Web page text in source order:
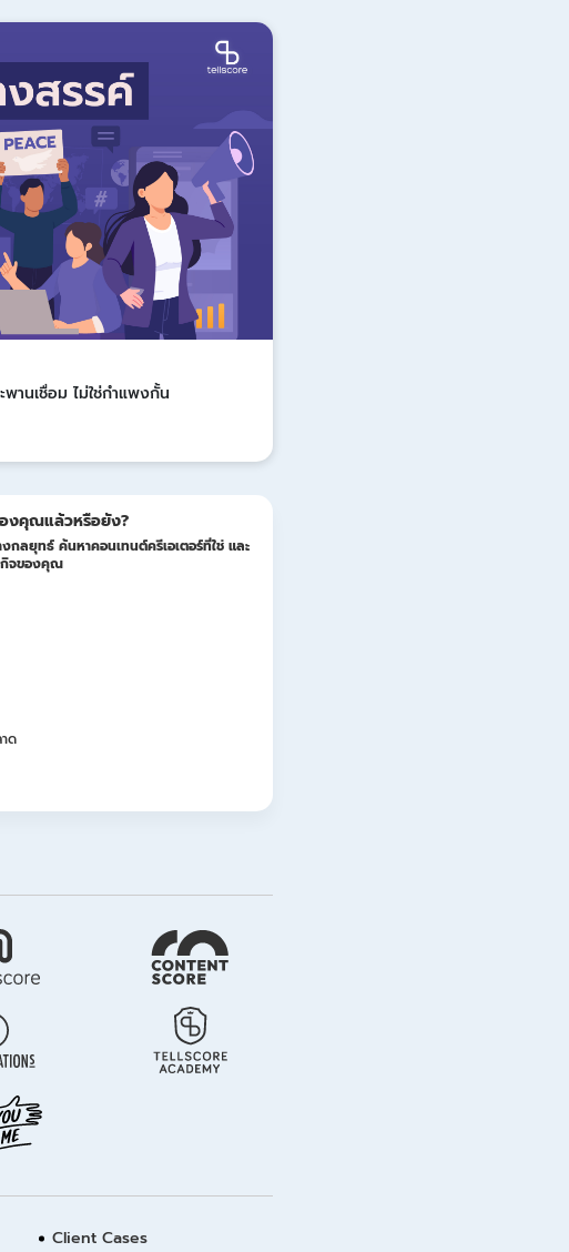
านเชื่อม ไม่ใช่กำแพงกั้น
งคุณแล้วหรือยัง?
ลยุทธ์ ค้นหาคอนเทนต์ครีเอเตอร์ที่ใช่ และ
กิจของคุณ
ด
Client Cases